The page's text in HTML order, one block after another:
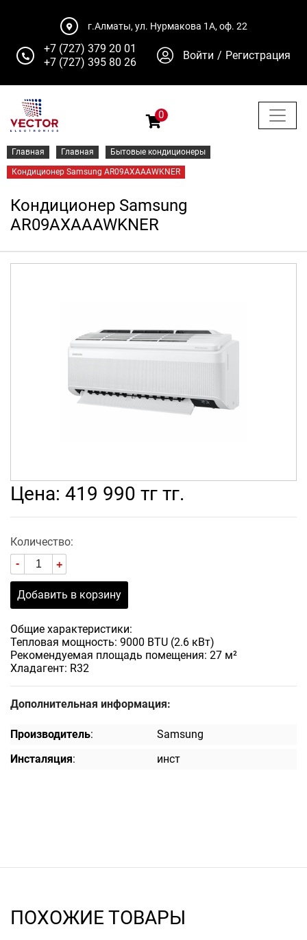
г.Алматы, ул. Нурмакова 1А, оф. 22
+7 (727) 379 20 01
+7 (727) 395 80 26
Войти / Регистрация
0
Главная Главная Бытовые кондиционеры
Кондиционер Samsung AR09AXAAAWKNER
Кондиционер Samsung
AR09AXAAAWKNER
Цена: 419 990 тг тг.
Количество:
+
-
Добавить в корзину
Общие характеристики:
Тепловая мощность: 9000 BTU (2.6 кВт)
Рекомендуемая площадь помещения: 27 м²
Хладагент: R32
Дополнительная информация:
Производитель:
Samsung
Инсталяция: инст
ПОХОЖИЕ ТОВАРЫ